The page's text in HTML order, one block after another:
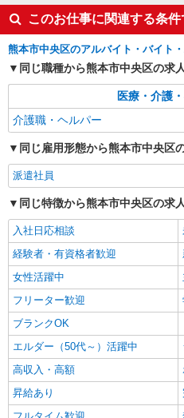
時給1450円
通費全支給(ガソ
熊本市中央区
派遣社員
株式会社kotrio /●KM-H-2086481
＜熊本市中央
週3勤務≫≪夕
時給1450円
通費全支給(ガソ
水前寺駅
キープ
派遣社員
株式会社kotrio /●KM-H-2019343
＜熊本市中央
STAFF★資格
時給1250円
通費全支給(ガ
熊本市中央
このお仕事に関連する条件
熊本市中央区のアルバイト・バイト
同じ職種から熊本市中央区の求
医療・介護
介護職・ヘルパー
同じ雇用形態から熊本市中央区
派遣社員
同じ特徴から熊本市中央区の求
入社日応相談
経験者・有資格者歓迎
女性活躍中
フリーター歓迎
ブランクOK
エルダー（50代～）活躍中
高収入・高額
昇給あり